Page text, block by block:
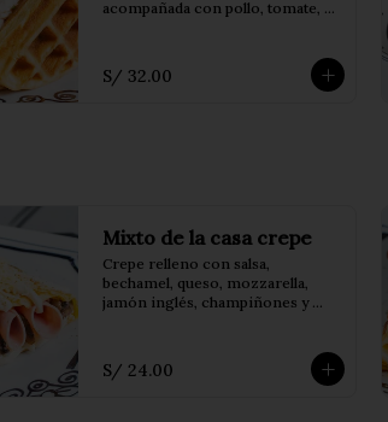
acompañada con pollo, tomate,
S/ 32.00
Mixto de la casa crepe
Crepe relleno con salsa,
bechamel, queso, mozzarella,
jamón inglés, champiñones y
S/ 24.00